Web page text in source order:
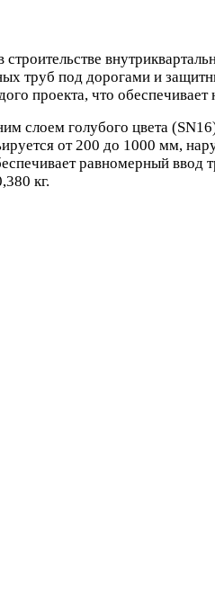
труб под дорогами и
проекта, что
слоем голубого цвета
от 200 до 1000 мм,
равномерный
кг.